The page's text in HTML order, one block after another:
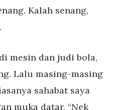
Kalah senang,
mesin dan judi bola,
Lalu masing-masing
sahabat saya
muka datar, “Nek